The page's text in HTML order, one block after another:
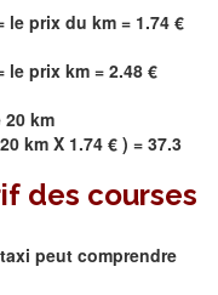
le prix du km = 1.74 €
le prix km = 2.48 €
km
km X 1.74 € ) = 37.3
des courses
peut comprendre